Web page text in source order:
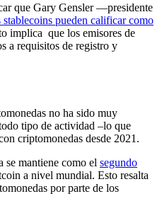
que Gary Gensler —presidente
stablecoins pueden calificar como
implica que los emisores de
a requisitos de registro y
no ha sido muy
tipo de actividad –lo que
criptomonedas desde 2021.
se mantiene como el segundo
a nivel mundial. Esto resalta
por parte de los